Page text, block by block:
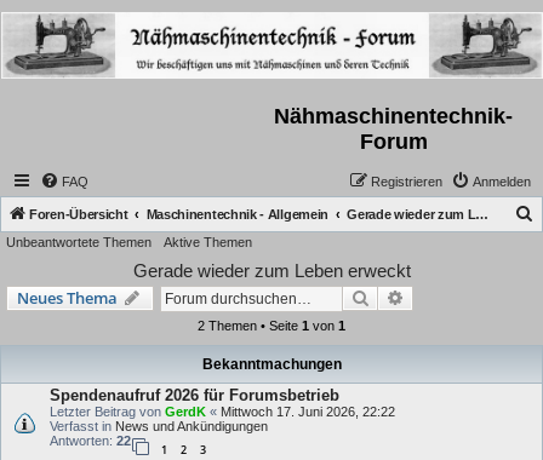
Nähmaschinentechnik-
Forum
FAQ Anmelden
Registrieren
Foren-Übersicht Maschinentechnik - Allgemein Gerade wieder zum Leben erweckt
Unbeantwortete Themen Aktive Themen
Gerade wieder zum Leben erweckt
Neues Thema Suche
2 Themen • Seite 1 von 1
Bekanntmachungen
Spendenaufruf 2026 für Forumsbetrieb
Letzter Beitrag von GerdK « Mittwoch 17. Juni 2026, 22:22
Verfasst in News und Ankündigungen
Antworten: 22
1 2 3